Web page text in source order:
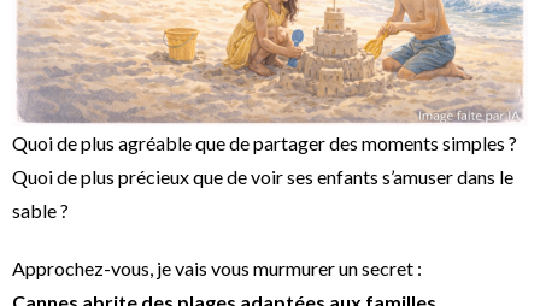
Quoi de plus agréable que de partager des moments simples ?
Quoi de plus précieux que de voir ses enfants s’amuser dans le
sable ?
Approchez-vous, je vais vous murmurer un secret :